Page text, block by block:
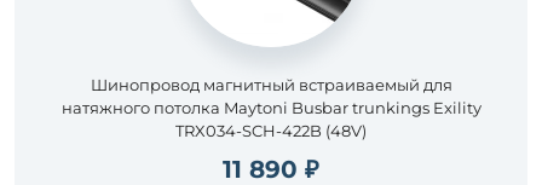
Шинопровод магнитный встраиваемый для
натяжного потолка Maytoni Busbar trunkings Exility
TRX034-SCH-422B (48V)
11 890 ₽